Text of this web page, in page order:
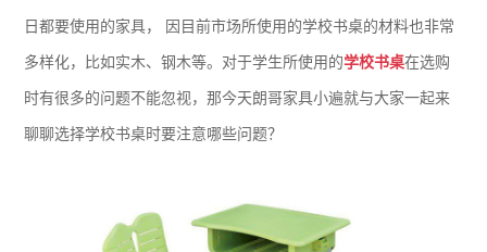
日都要使用的家具， 因目前市场所使用的学校书桌的材料也非常
多样化，比如实木、钢木等。对于学生所使用的学校书桌在选购
时有很多的问题不能忽视，那今天朗哥家具小遍就与大家一起来
聊聊选择学校书桌时要注意哪些问题？